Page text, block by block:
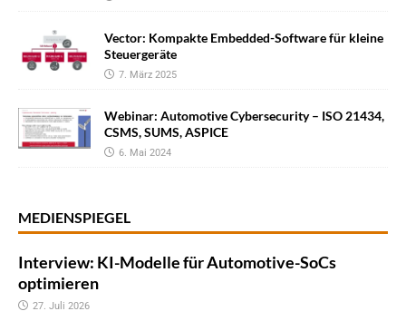
Vector: Kompakte Embedded-Software für kleine
Steuergeräte
7. März 2025
Webinar: Automotive Cybersecurity – ISO 21434,
CSMS, SUMS, ASPICE
6. Mai 2024
MEDIENSPIEGEL
Interview: KI-Modelle für Automotive-SoCs
optimieren
27. Juli 2026